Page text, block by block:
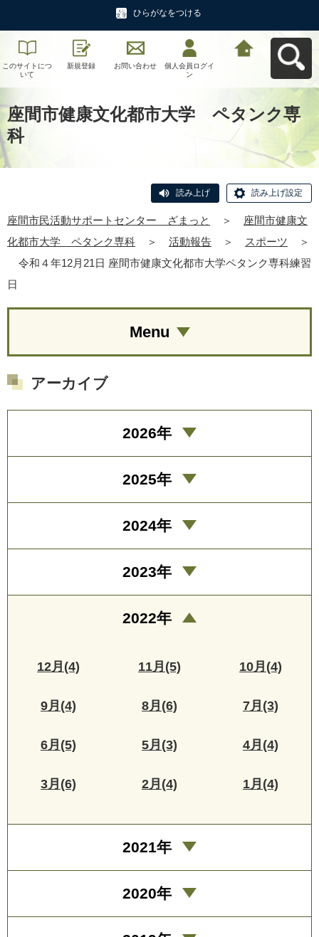
ひらがなをつける
このサイトにつ
いて
新規登録 お問い合わせ
個人会員ログイ
ン
座間市健康文化都市大学 ペタンク専
科
読み上げ 読み上げ設定
座間市民活動サポートセンター ざまっと ＞
座間市健康文
化都市大学 ペタンク専科
＞ 活動報告 ＞ スポーツ
＞
令和４年12月21日 座間市健康文化都市大学ペタンク専科練習
日
Menu
アーカイブ
2026年
2025年
2024年
2023年
2022年
12月(4) 11月(5) 10月(4)
9月(4) 8月(6) 7月(3)
6月(5) 5月(3) 4月(4)
3月(6) 2月(4) 1月(4)
2021年
2020年